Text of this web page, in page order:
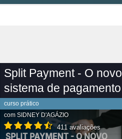
Split Payment - O novo
sistema de pagamento
curso prático
com SIDNEY D'AGÁZIO
411 avaliações